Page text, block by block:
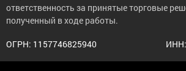
ответственность за принятые торговые
полученный в ходе работы.
ОГРН: 1157746825940